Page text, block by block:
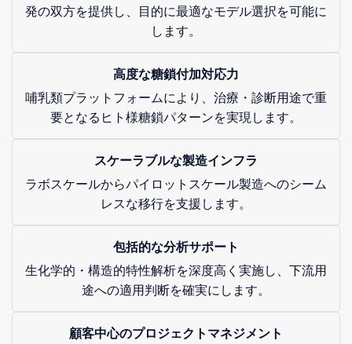
発の双方を提供し、目的に最適なモデル選択を可能に
します。
高度な糖鎖付加対応力
哺乳類プラットフォームにより、治療・診断用途で重
要となるヒト様糖鎖パターンを実現します。
スケーラブルな製造インフラ
ラボスケールからパイロットスケール製造へのシーム
レスな移行を支援します。
包括的な分析サポート
生化学的・構造的特性解析を深度高く実施し、下流用
途への適用判断を確実にします。
顧客中心のプロジェクトマネジメント